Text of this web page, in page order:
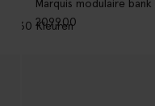
Marquis modulaire
2099.00
30 Kleuren